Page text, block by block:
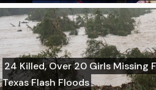
24 Killed, Over 20 Girls Missing
Texas Flash Floods